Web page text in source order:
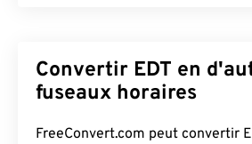
Convertir EDT en
fuseaux horaires
FreeConvert.com peut convertir